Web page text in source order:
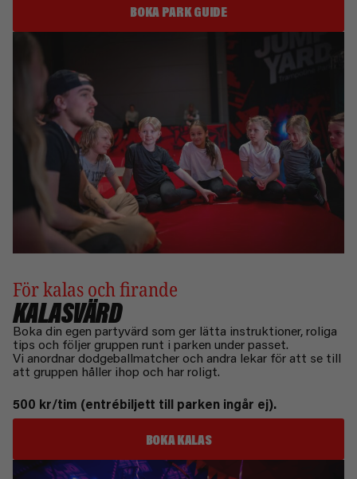
BOKA PARK GUIDE
För kalas och firande
KALASVÄRD
Boka din egen partyvärd som ger lätta instruktioner, roliga
tips och följer gruppen runt i parken under passet.
Vi anordnar dodgeballmatcher och andra lekar för att se till
att gruppen håller ihop och har roligt.
500 kr/tim (entrébiljett till parken ingår ej).
BOKA KALAS